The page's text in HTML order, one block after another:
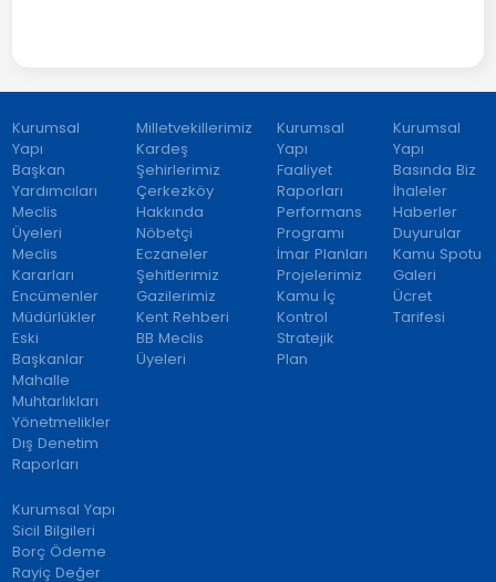
Kurumsal
Yapı
Başkan
Yardımcıları
Meclis
Üyeleri
Meclis
Kararları
Encümenler
Müdürlükler
Eski
Başkanlar
Mahalle
Muhtarlıkları
Yönetmelikler
Dış Denetim
Raporları
Milletvekillerimiz
Kardeş
Şehirlerimiz
Çerkezköy
Hakkında
Nöbetçi
Eczaneler
Şehitlerimiz
Gazilerimiz
Kent Rehberi
BB Meclis
Üyeleri
Kurumsal
Yapı
Faaliyet
Raporları
Performans
Programı
İmar Planları
Projelerimiz
Kamu İç
Kontrol
Stratejik
Plan
Kurumsal
Yapı
Basında Biz
İhaleler
Haberler
Duyurular
Kamu Spotu
Galeri
Ücret
Tarifesi
Kurumsal Yapı
Sicil Bilgileri
Borç Ödeme
Rayiç Değer